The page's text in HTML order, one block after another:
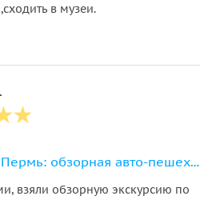
в музеи.
Добро пожаловать в Пермь: обзорная авто-пешеходная экскурсия
взяли обзорную экскурсию по